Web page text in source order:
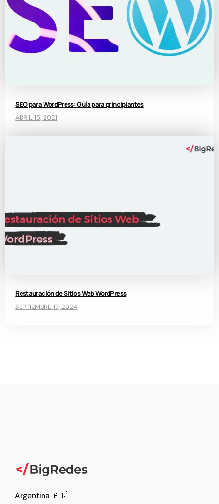
SEO para WordPress: Guía para principiantes
ABRIL 15, 2021
Restauración de Sitios Web WordPress
SEPTIEMBRE 17, 2024
Argentina 🇦🇷